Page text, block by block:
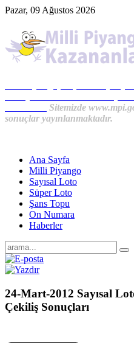
Pazar, 09 Ağustos 2026
Sitemizde
sonuçlar yayınlanmaktadır.
Ana Sayfa
Milli Piyango
Sayısal Loto
Süper Loto
Şans Topu
On Numara
Haberler
24-Mart-2012 Sayısal
Çekiliş Sonuçları